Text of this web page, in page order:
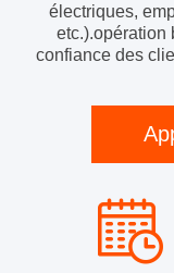
électriques,
etc.).opération
confiance des